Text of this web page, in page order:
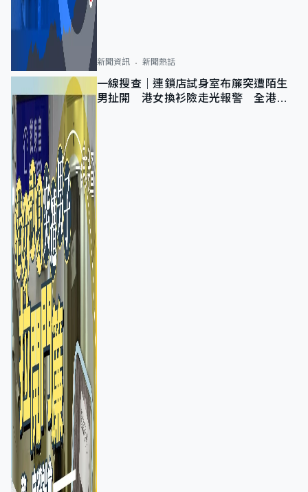
新聞資訊 新聞熱話
一線搜查｜連鎖店試身室布簾突遭陌生
男扯開 港女換衫險走光報警 全港分